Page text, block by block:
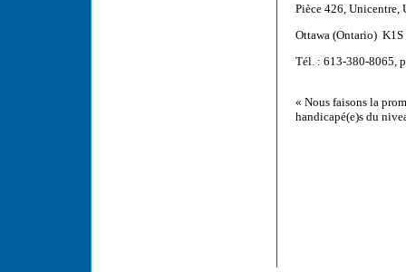
Pièce 426, Unicentre,
Ottawa (Ontario)
Tél. : 613-380-8065,
« Nous faisons la
handicapé(e)s du